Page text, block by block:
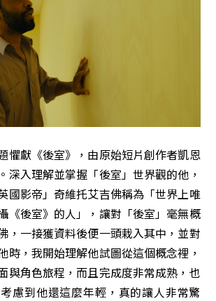
懼獻《後室》，由原始短片創作者凱恩
深入理解並掌握「後室」世界觀的他，
國影帝」奇維托艾吉佛稱為「世界上唯
《後室》的人」，讓對「後室」毫無概
，一接獲資料後便一頭栽入其中，並對
時，我開始理解他試圖從這個概念裡，
與角色旅程，而且完成度非常成熟，也
慮到他還這麼年輕，真的讓人非常驚